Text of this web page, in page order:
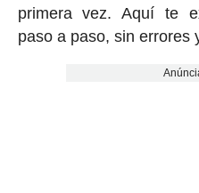
primera vez. Aquí te
paso a paso, sin errores